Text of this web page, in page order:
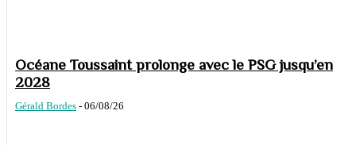
Océane Toussaint prolonge avec le PSG jusqu’en
2028
Gérald Bordes - 06/08/26